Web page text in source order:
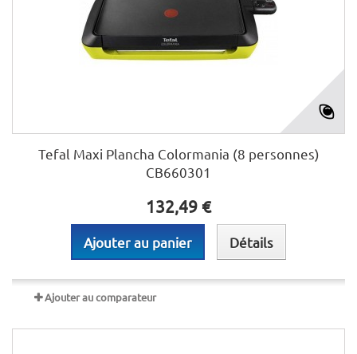
Tefal Maxi Plancha Colormania (8 personnes)
CB660301
132,49 €
Ajouter au panier Détails
Ajouter au comparateur